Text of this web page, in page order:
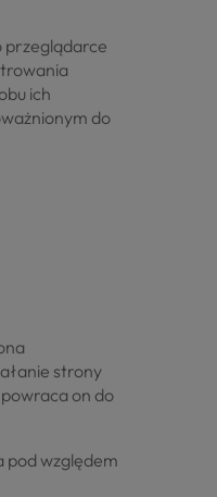
przeglądarce
ich
do
strony
on do
pod względem